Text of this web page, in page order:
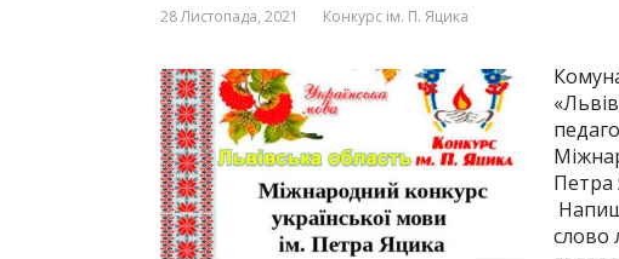
28 Листопада, 2021 Конкурс ім. П. Яцика
Петра
слово